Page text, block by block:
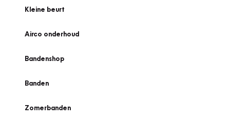
Kleine beurt
Airco onderhoud
Bandenshop
Banden
Zomerbanden